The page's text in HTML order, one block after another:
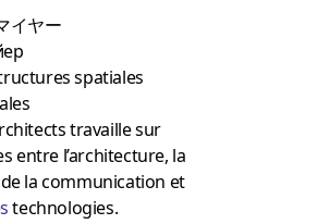
イヤー
spatiales
travaille sur
entre l’architecture, la
la communication et
technologies.